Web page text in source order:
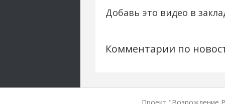
Добавь это видео в
Комментарии по